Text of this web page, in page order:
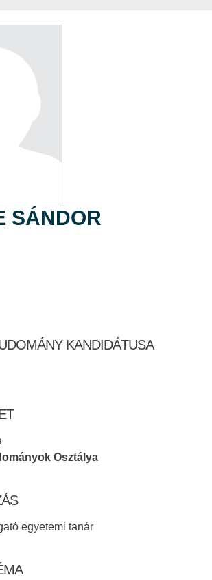
SÁNDOR
KANDIDÁTUSA
Osztálya
egyetemi tanár